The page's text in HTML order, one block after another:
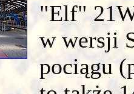
"Elf"
w wersji
pociągu